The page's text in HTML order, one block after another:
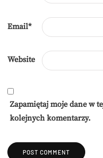
Email*
Website
Zapamiętaj moje dane w
kolejnych komentarzy.